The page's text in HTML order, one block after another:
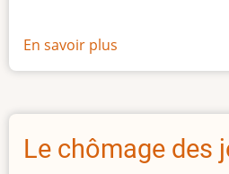
En savoir plus
La
taille
l'Afrique
Le chômage des